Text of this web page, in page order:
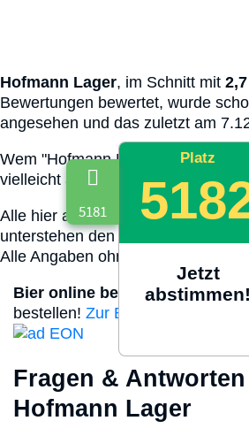
Hofmann Lager, im Schnitt mit 2,7
Bewertungen bewertet, wurde
angesehen und das zuletzt am
Wem "Hofmann Lager" schmeckt,
vielleicht auch:
Alle hier abgebildete Biermarken
unterstehen den jeweiligen
Alle Angaben ohne Gewähr.
5181
Platz
Jetzt
abstimmen!
Bier online bestellen Hofmann
bestellen! Zur Bestellung
Fragen & Antworten
Hofmann Lager